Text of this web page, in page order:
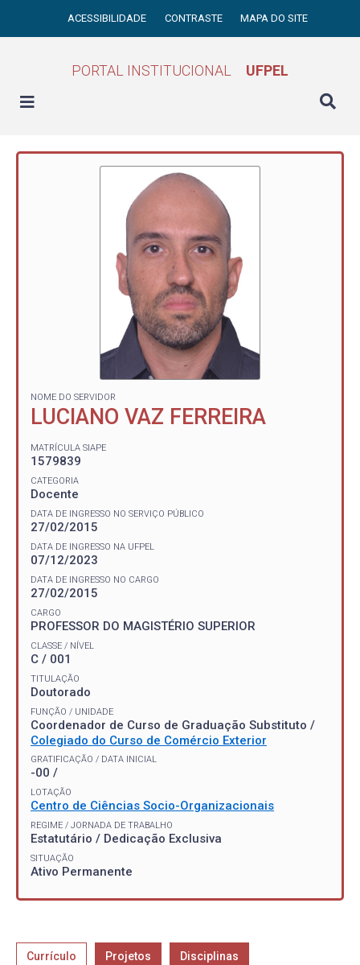
ACESSIBILIDADE CONTRASTE MAPA DO SITE
PORTAL INSTITUCIONAL UFPEL
NOME DO SERVIDOR
LUCIANO VAZ FERREIRA
MATRÍCULA SIAPE
1579839
CATEGORIA
Docente
DATA DE INGRESSO NO SERVIÇO PÚBLICO
27/02/2015
DATA DE INGRESSO NA UFPEL
07/12/2023
DATA DE INGRESSO NO CARGO
27/02/2015
CARGO
PROFESSOR DO MAGISTÉRIO SUPERIOR
CLASSE / NÍVEL
C / 001
TITULAÇÃO
Doutorado
FUNÇÃO / UNIDADE
Coordenador de Curso de Graduação Substituto /
Colegiado do Curso de Comércio Exterior
GRATIFICAÇÃO / DATA INICIAL
-00 /
LOTAÇÃO
Centro de Ciências Socio-Organizacionais
REGIME / JORNADA DE TRABALHO
Estatutário / Dedicação Exclusiva
SITUAÇÃO
Ativo Permanente
Currículo Projetos Disciplinas